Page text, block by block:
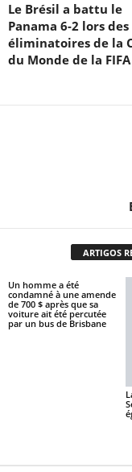
Le Brésil a battu le
Panama 6-2 lors des
éliminatoires de la
du Monde de la
ARTIGOS
Un homme a été
condamné à une amende
de 700 $ après que sa
voiture ait été percutée
par un bus de Brisbane